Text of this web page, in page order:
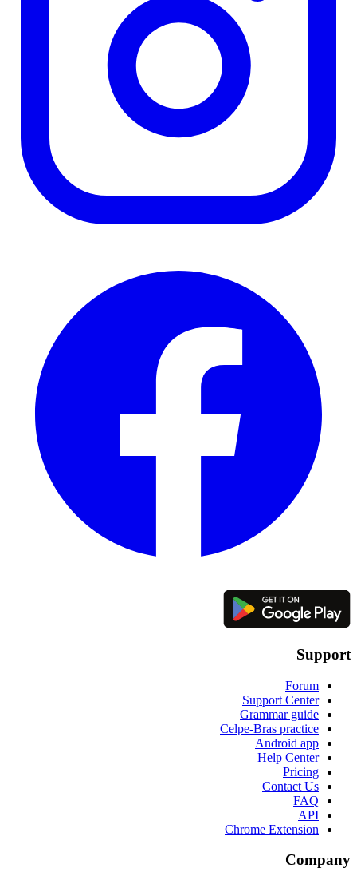
Support
Forum
Support Center
Grammar guide
Celpe-Bras practice
Android app
Help Center
Pricing
Contact Us
FAQ
API
Chrome Extension
Company